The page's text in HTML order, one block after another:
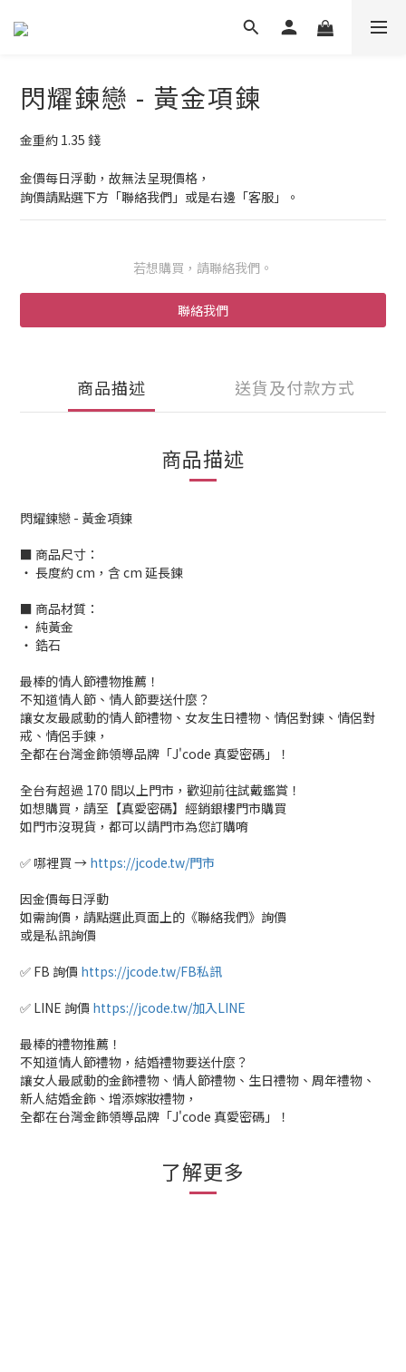
閃耀鍊戀 - 黃金項鍊
金重約 1.35 錢
金價每日浮動，故無法呈現價格，
詢價請點選下方「聯絡我們」或是右邊「客服」。
若想購買，請聯絡我們。
聯絡我們
商品描述 送貨及付款方式
商品描述
閃耀鍊戀 - 黃金項鍊
■ 商品尺寸：
‧ 長度約 cm，含 cm 延長鍊
■ 商品材質：
‧ 純黃金
‧ 鋯石
最棒的情人節禮物推薦！
不知道情人節、情人節要送什麼？
讓女友最感動的情人節禮物、女友生日禮物、情侶對鍊、情侶對
戒、情侶手鍊，
全都在台灣金飾領導品牌「J'code 真愛密碼」！
全台有超過 170 間以上門市，歡迎前往試戴鑑賞！
如想購買，請至【真愛密碼】經銷銀樓門市購買
如門市沒現貨，都可以請門市為您訂購唷
✅ 哪裡買 → https://jcode.tw/門市
因金價每日浮動
如需詢價，請點選此頁面上的《聯絡我們》詢價
或是私訊詢價
✅ FB 詢價 https://jcode.tw/FB私訊
✅ LINE 詢價 https://jcode.tw/加入LINE
最棒的禮物推薦！
不知道情人節禮物，結婚禮物要送什麼？
讓女人最感動的金飾禮物、情人節禮物、生日禮物、周年禮物、
新人結婚金飾、增添嫁妝禮物，
全都在台灣金飾領導品牌「J'code 真愛密碼」！
了解更多